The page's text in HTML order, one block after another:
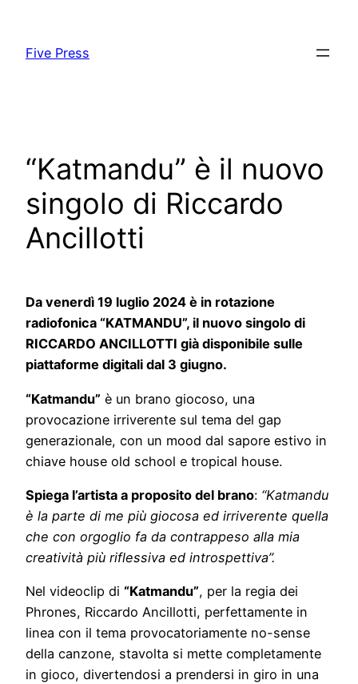
content
Five Press
“Katmandu” è il nuovo
singolo di Riccardo
Ancillotti
Da venerdì 19 luglio 2024 è in rotazione
radiofonica “KATMANDU”, il nuovo singolo di
RICCARDO ANCILLOTTI già disponibile sulle
piattaforme digitali dal 3 giugno.
“Katmandu” è un brano giocoso, una
provocazione irriverente sul tema del gap
generazionale, con un mood dal sapore estivo in
chiave house old school e tropical house.
Spiega l’artista a proposito del brano: “Katmandu
è la parte di me più giocosa ed irriverente quella
che con orgoglio fa da contrappeso alla mia
creatività più riflessiva ed introspettiva”.
Nel videoclip di “Katmandu”, per la regia dei
Phrones, Riccardo Ancillotti, perfettamente in
linea con il tema provocatoriamente no-sense
della canzone, stavolta si mette completamente
in gioco, divertendosi a prendersi in giro in una